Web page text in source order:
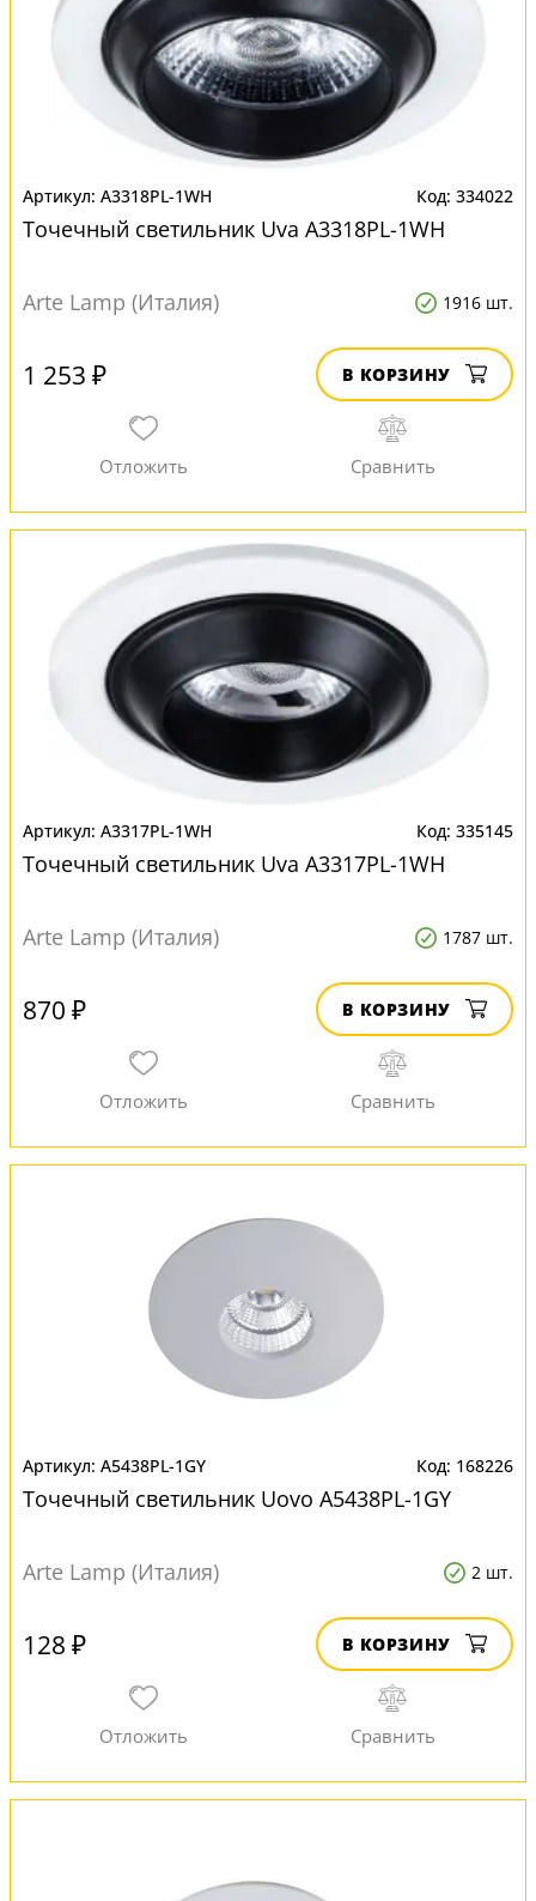
A3318PL-1WH 334022
Точечный светильник Uva A3318PL-1WH
Arte Lamp (Италия) 1916 шт.
1 253 ₽ В КОРЗИНУ
A3317PL-1WH 335145
Точечный светильник Uva A3317PL-1WH
Arte Lamp (Италия) 1787 шт.
870 ₽ В КОРЗИНУ
A5438PL-1GY 168226
Точечный светильник Uovo A5438PL-1GY
Arte Lamp (Италия) 2 шт.
128 ₽ В КОРЗИНУ